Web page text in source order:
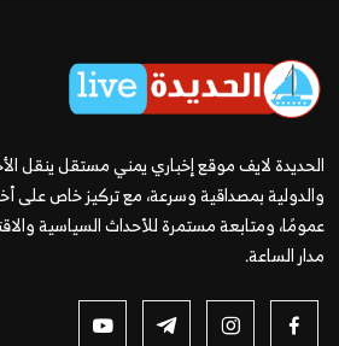
الحديدة لايف موقع إخباري يمني مستقل ينقل
والدولية بمصداقية وسرعة، مع تركيز خاص على
عمومًا، ومتابعة مستمرة للأحداث السياسية
مدار الساعة.